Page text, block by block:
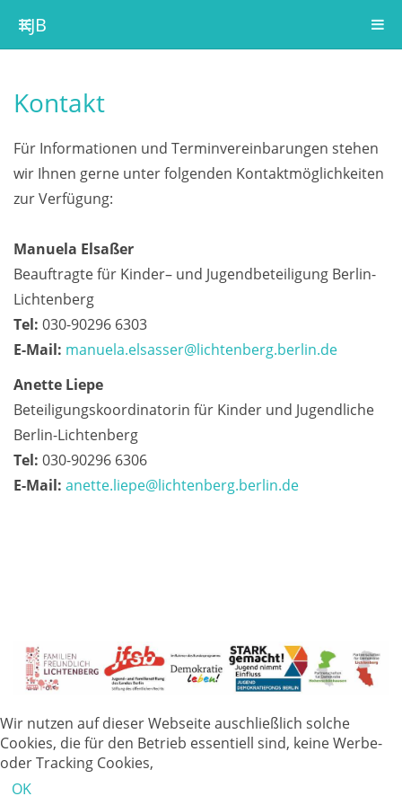
KJB
Kontakt
Für Informationen und Terminvereinbarungen stehen
wir Ihnen gerne unter folgenden Kontaktmöglichkeiten
zur Verfügung:
Manuela Elsaßer
Beauftragte für Kinder– und Jugendbeteiligung Berlin-
Lichtenberg
Tel: 030-90296 6303
E-Mail: manuela.elsasser@lichtenberg.berlin.de
Anette Liepe
Beteiligungskoordinatorin für Kinder und Jugendliche
Berlin-Lichtenberg
Tel: 030-90296 6306
E-Mail: anette.liepe@lichtenberg.berlin.de
Wir nutzen auf dieser Webseite auschließlich solche
Cookies, die für den Betrieb essentiell sind, keine Werbe-
oder Tracking Cookies,
OK